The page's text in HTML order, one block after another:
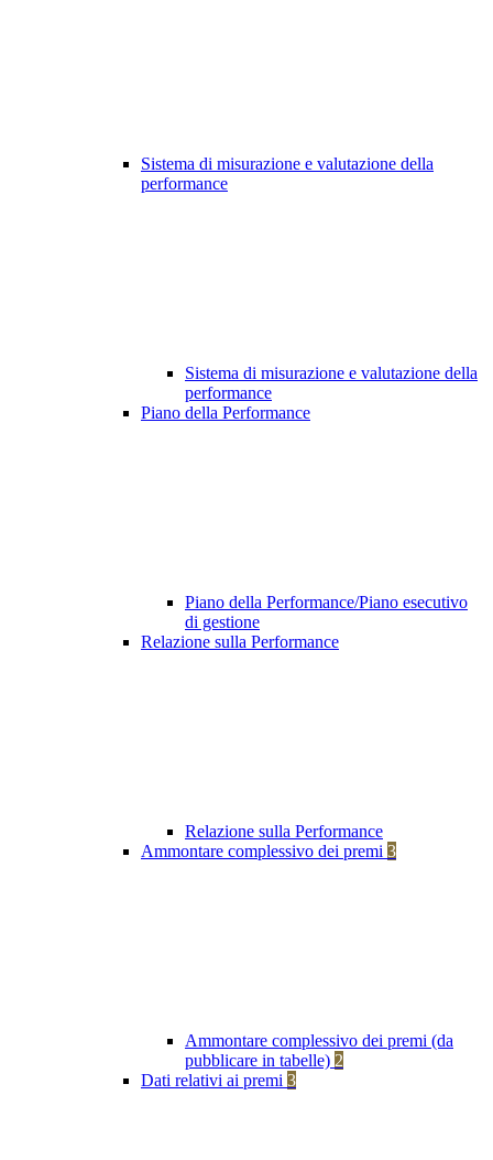
Sistema di misurazione e valutazione della
performance
Sistema di misurazione e valutazione della
performance
Piano della Performance
Piano della Performance/Piano esecutivo
di gestione
Relazione sulla Performance
Relazione sulla Performance
Ammontare complessivo dei premi 3
Ammontare complessivo dei premi (da
pubblicare in tabelle) 2
Dati relativi ai premi 3